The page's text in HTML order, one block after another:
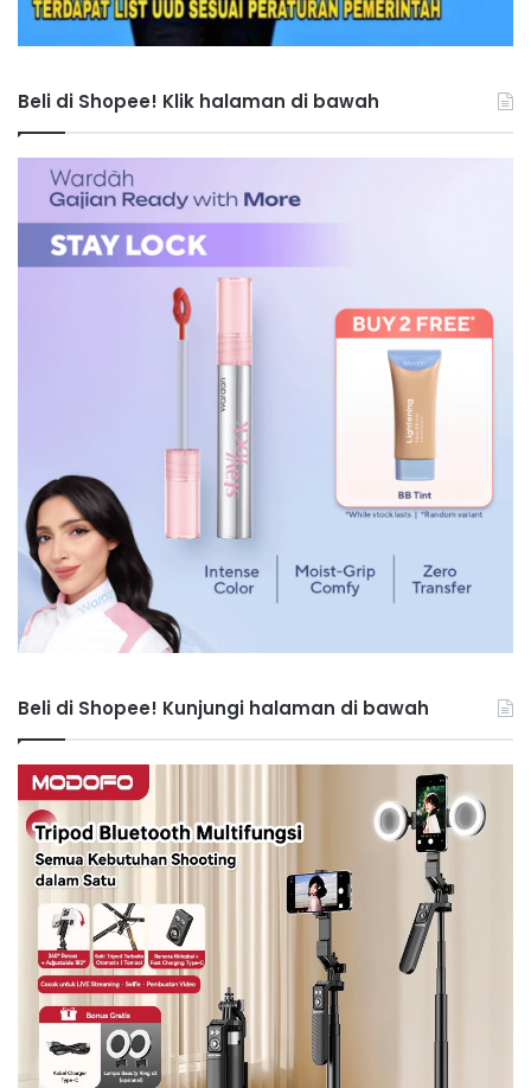
Beli di Shopee! Klik halaman di bawah
Beli di Shopee! Kunjungi halaman di bawah